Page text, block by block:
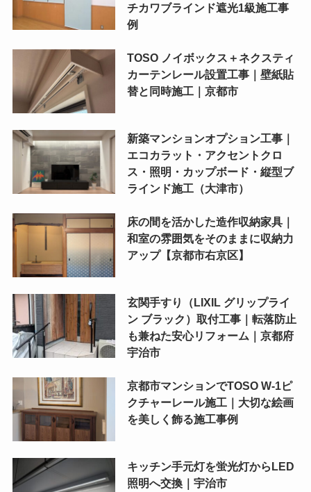
チカワブラインド遮光1級施工事
例
TOSO ノイボックス＋ネクスティ
カーテンレール設置工事｜壁紙貼
替と同時施工｜京都市
新築マンションオプション工事｜
エコカラット・アクセントクロ
ス・照明・カップボード・縦型ブ
ラインド施工（大津市）
床の間を活かした造作収納家具｜
和室の雰囲気をそのままに収納力
アップ【京都市右京区】
玄関手すり（LIXIL グリップライ
ン ブラック）取付工事｜転落防止
も兼ねた安心リフォーム｜京都府
宇治市
京都市マンションでTOSO W-1ピ
クチャーレール施工｜大切な絵画
を美しく飾る施工事例
キッチン手元灯を蛍光灯からLED
照明へ交換｜宇治市